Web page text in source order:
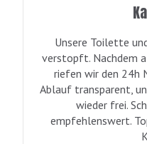
Unsere Toilette
verstopft. Nachdem
riefen wir den 24h
Ablauf transparent,
wieder frei.
empfehlenswert.